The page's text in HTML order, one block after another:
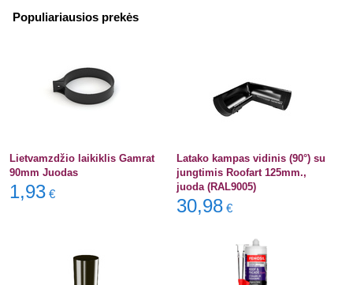
Populiariausios prekės
Lietvamzdžio laikiklis Gamrat
90mm Juodas
1,93 €
Latako kampas vidinis (90°) su
jungtimis Roofart 125mm.,
juoda (RAL9005)
30,98 €